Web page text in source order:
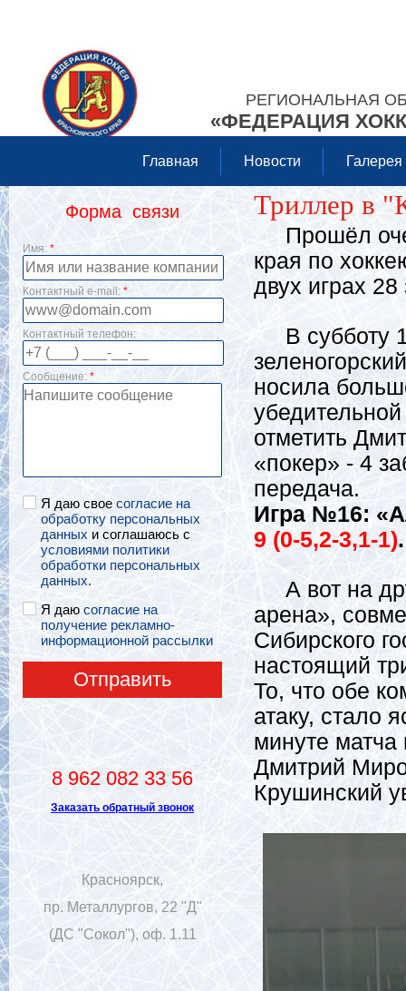
РЕГИОНАЛЬНАЯ
«ФЕДЕРАЦИЯ
Главная Новости Галерея
Форма связи
Имя: *
Контактный e-mail: *
Контактный телефон:
Сообщение: *
Я даю свое согласие на
обработку персональных
данных и соглашаюсь с
условиями политики
обработки персональных
данных.
Я даю согласие на
получение рекламно-
информационной рассылки
Отправить
8 962 082 33 56
Заказать обратный звонок
Красноярск,
пр. Металлургов, 22 "Д"
(ДС "Сокол"), оф. 1.11
Триллер в
Прошёл
края по
двух играх
В субботу
носила
отметить
«покер» - 4
передача.
Игра №16:
9 (0-5,2-3,1-1).
А вот на
арена»,
Сибирского
настоящий
То, что обе
атаку, стало
минуте
Дмитрий
Крушинский